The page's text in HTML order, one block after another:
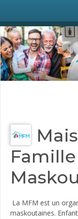
La MFM est un
maskoutaines.